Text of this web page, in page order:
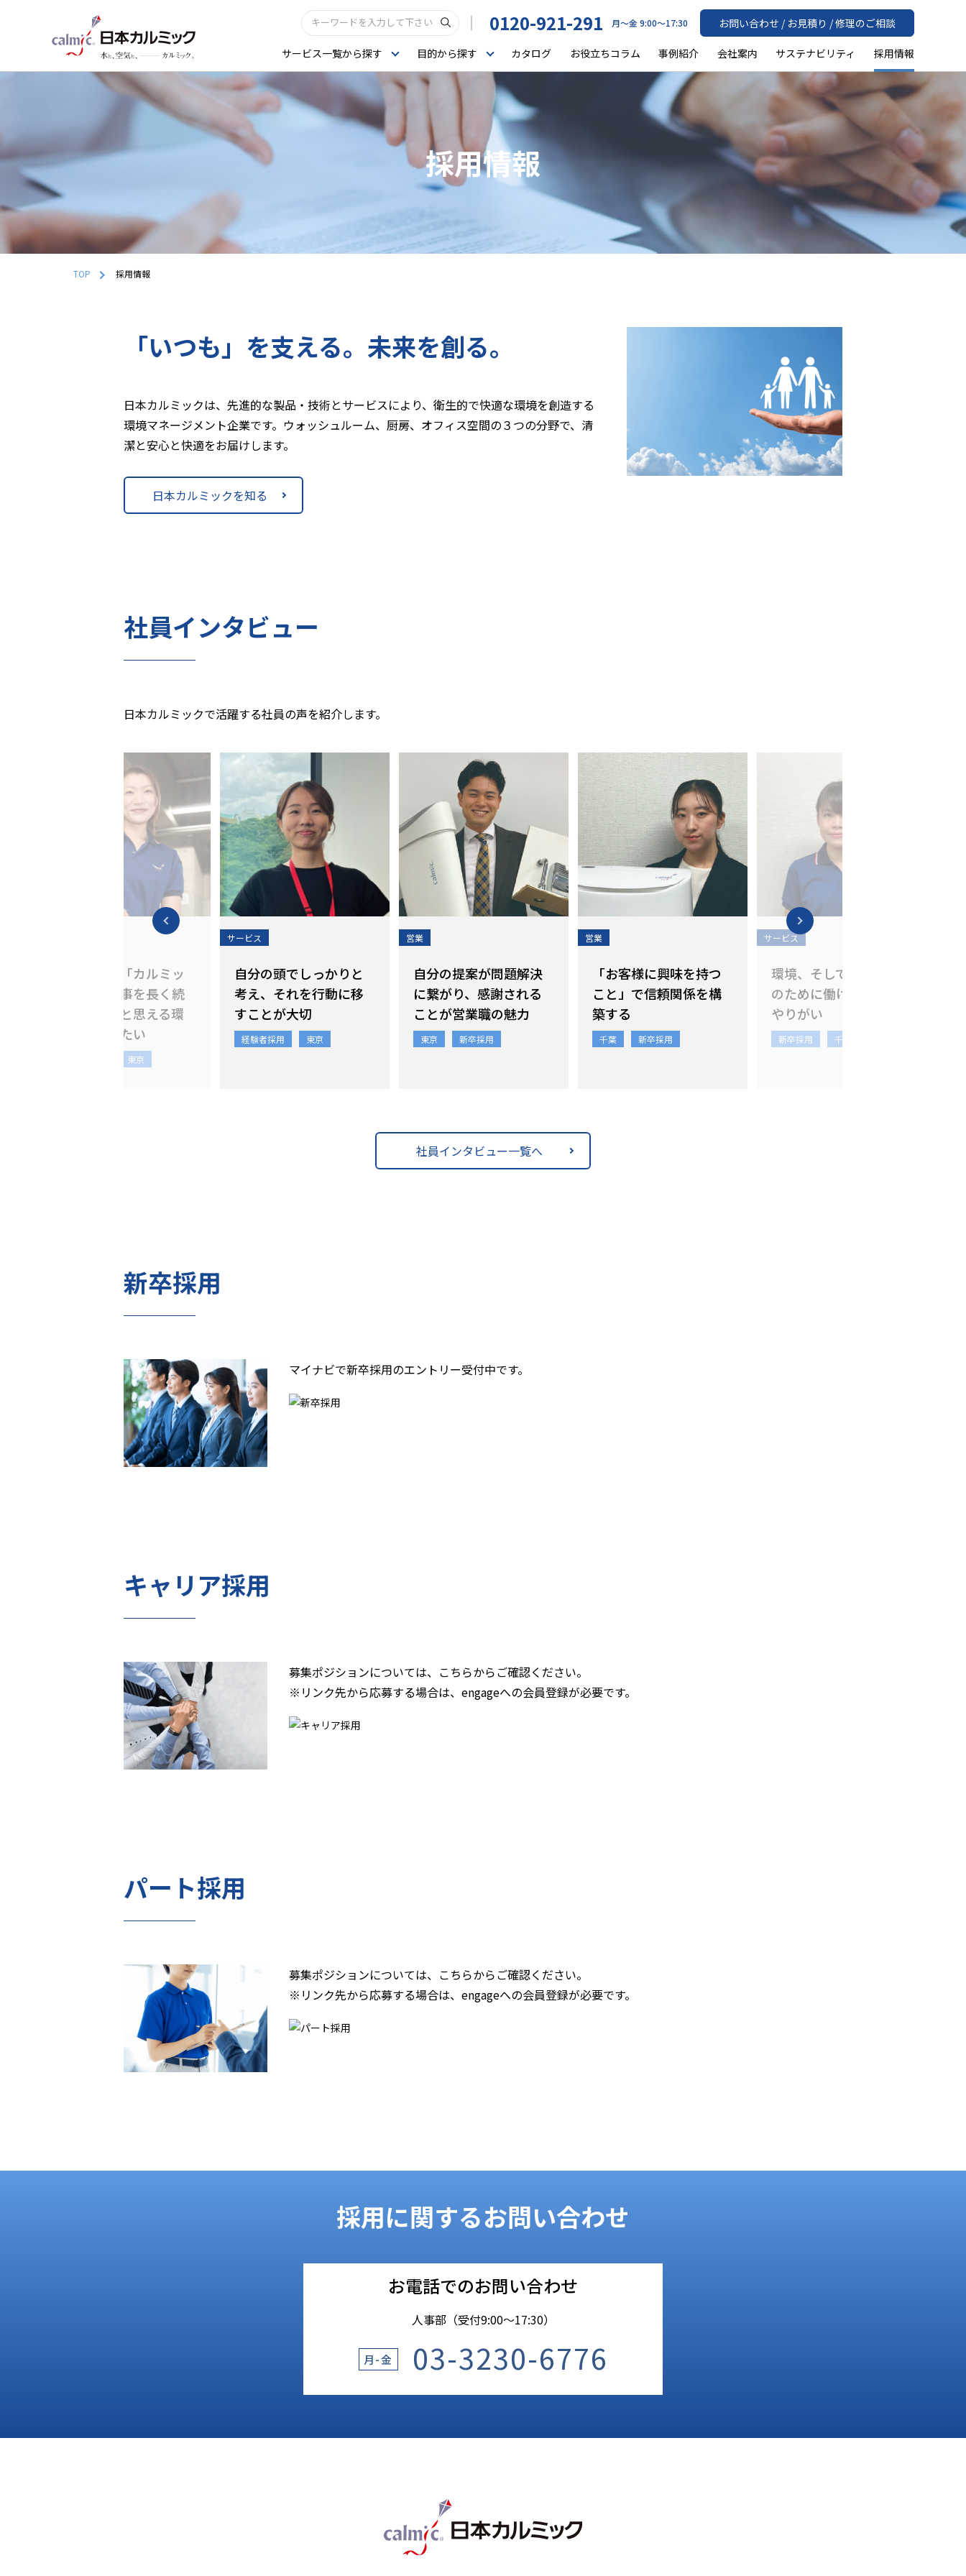
0120-921-291 月〜金 9:00〜17:30 お問い合わせ / お見積り / 修理のご相談
サービス一覧から探す 目的から探す カタログ お役立ちコラム 事例紹介 会社案内 サステナビリティ 採用情報
採用情報
TOP 採用情報
「いつも」を支える。未来を創る。
日本カルミックは、先進的な製品・技術とサービスにより、衛生的で快適な環境を創造する
環境マネージメント企業です。ウォッシュルーム、厨房、オフィス空間の３つの分野で、清
潔と安心と快適をお届けします。
日本カルミックを知る
社員インタビュー
日本カルミックで活躍する社員の声を紹介します。
女性社員が「カルミッ
クだから仕事を長く続
けられる」と思える環
境をつくりたい
東京
サービス
自分の頭でしっかりと
考え、それを行動に移
すことが大切
経験者採用 東京
営業
自分の提案が問題解決
に繋がり、感謝される
ことが営業職の魅力
東京 新卒採用
営業
「お客様に興味を持つ
こと」で信頼関係を構
築する
千葉 新卒採用
サービス
環境、そして人の生活
のために働けることが
やりがい
新卒採用 千葉
社員インタビュー一覧へ
新卒採用
マイナビで新卒採用のエントリー受付中です。
キャリア採用
募集ポジションについては、こちらからご確認ください。
※リンク先から応募する場合は、engageへの会員登録が必要です。
パート採用
募集ポジションについては、こちらからご確認ください。
※リンク先から応募する場合は、engageへの会員登録が必要です。
採用に関するお問い合わせ
お電話でのお問い合わせ
人事部（受付9:00〜17:30）
月-金 03-3230-6776